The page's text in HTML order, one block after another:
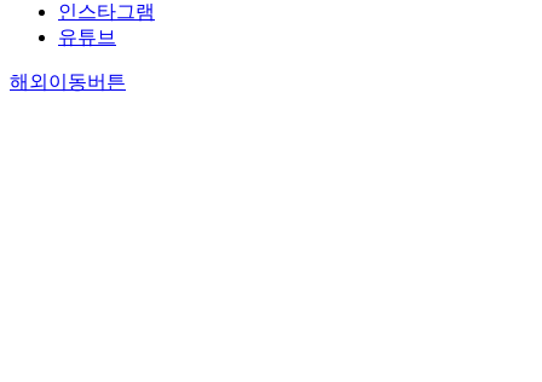
인스타그램
유튜브
해외이동버튼